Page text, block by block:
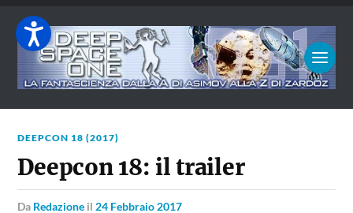
DEEPCON 18 (2017)
Deepcon 18: il trailer
da Redazione il 24 Febbraio 2017